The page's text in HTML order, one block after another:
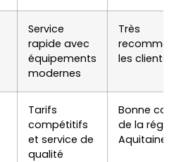
Service
rapide avec
équipements
modernes
Très
les clients
Tarifs
compétitifs
et service de
qualité
Bonne
de la région
Aquitaine